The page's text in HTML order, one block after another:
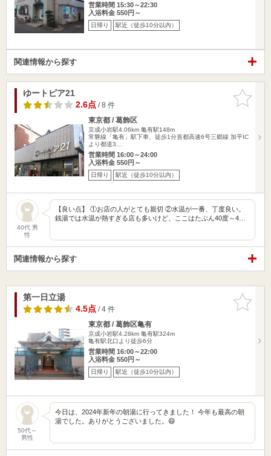
営業時間 15:30～22:30
入浴料金 550円～
日帰り 駅近（徒歩10分以内）
関連情報から探す
お気に入
りに追加
ゆートピア21
2.6点/ 8 件
東京都 / 葛飾区
京成小岩駅4.06km 亀有駅148m
常磐線「亀有」駅下車、徒歩1分首都高速6号三郷線 加平IC
より都道3…
営業時間 16:00～24:00
入浴料金 550円～
日帰り 駅近（徒歩10分以内）
40代 男
性
【良い点】 ①お店の人がとても親切 ②水温が一番、丁度良い。
銭湯では水温が熱すぎる店も多いけど、ここはたぶん40度～4…
関連情報から探す
お気に入
りに追加
第一日立湯
4.5点/ 4 件
東京都 / 葛飾区亀有
京成小岩駅4.28km 亀有駅324m
亀有駅北口より徒歩6分
営業時間 16:00～22:00
入浴料金 550円～
日帰り 駅近（徒歩10分以内）
50代～
男性
今日は、2024年新年の朝湯に行ってきました！ 今年も最高の朝
湯でした。ありがとうございました。😄